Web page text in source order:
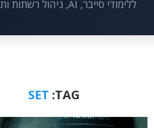
ללימודי סייבר, AI, ניהול רשתות ותקשורת
TAG:
SET